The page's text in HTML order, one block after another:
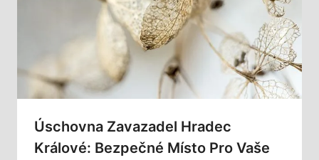
Úschovna Zavazadel Hradec
Králové: Bezpečné Místo Pro Vaše